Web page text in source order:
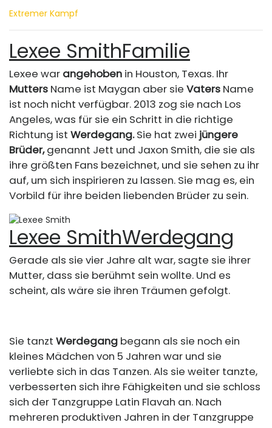
Extremer Kampf
Lexee SmithFamilie
Lexee war angehoben in Houston, Texas. Ihr
Mutters Name ist Maygan aber sie Vaters Name
ist noch nicht verfügbar. 2013 zog sie nach Los
Angeles, was für sie ein Schritt in die richtige
Richtung ist Werdegang.Sie hat zwei jüngere
Brüder,genannt Jett und Jaxon Smith, die sie als
ihre größten Fans bezeichnet, und sie sehen zu ihr
auf, um sich inspirieren zu lassen. Sie mag es, ein
Vorbild für ihre beiden liebenden Brüder zu sein.
Lexee SmithWerdegang
Gerade als sie vier Jahre alt war, sagte sie ihrer
Mutter, dass sie berühmt sein wollte. Und es
scheint, als wäre sie ihren Träumen gefolgt.
Sie tanzt Werdegang begann als sie noch ein
kleines Mädchen von 5 Jahren war und sie
verliebte sich in das Tanzen. Als sie weiter tanzte,
verbesserten sich ihre Fähigkeiten und sie schloss
sich der Tanzgruppe Latin Flavah an. Nach
mehreren produktiven Jahren in der Tanzgruppe